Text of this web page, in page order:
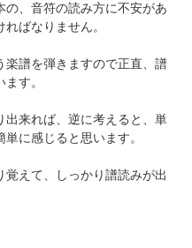
の、音符の読み方に不安があ
ばなりません。
楽譜を弾きますので正直、譜
す。
出来れば、逆に考えると、単
に感じると思います。
えて、しっかり譜読みが出